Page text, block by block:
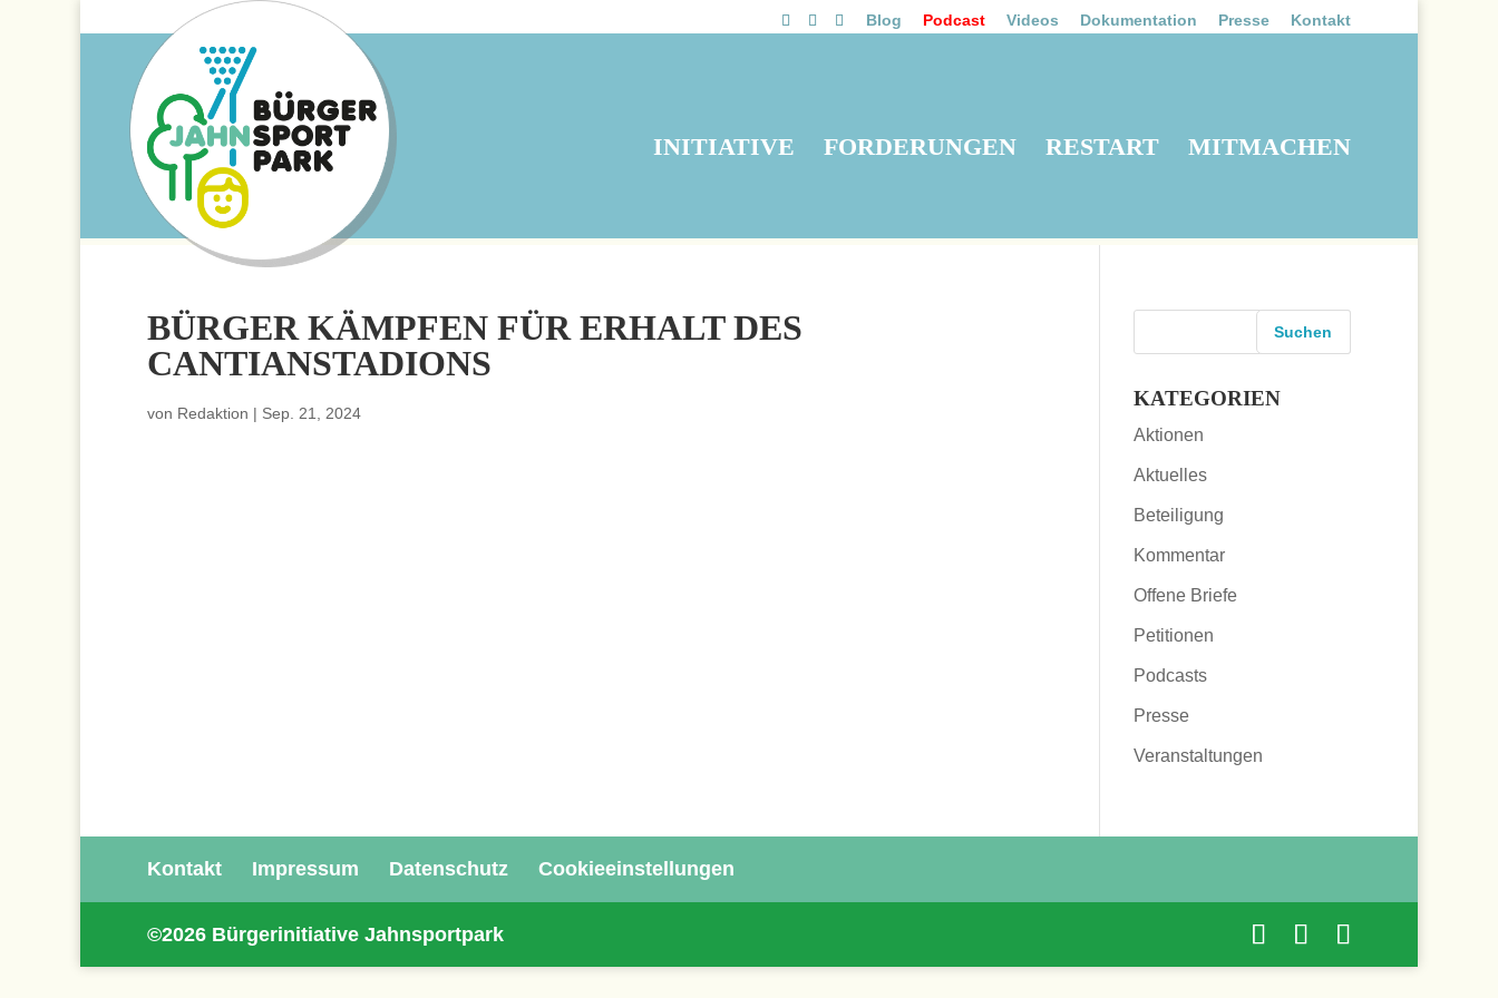
Blog Podcast Videos Dokumentation Presse Kontakt
INITIATIVE FORDERUNGEN RESTART MITMACHEN
BÜRGER KÄMPFEN FÜR ERHALT DES
CANTIANSTADIONS
von Redaktion | Sep. 21, 2024
KATEGORIEN
Aktionen
Aktuelles
Beteiligung
Kommentar
Offene Briefe
Petitionen
Podcasts
Presse
Veranstaltungen
Kontakt Impressum Datenschutz Cookieeinstellungen
©2026 Bürgerinitiative Jahnsportpark